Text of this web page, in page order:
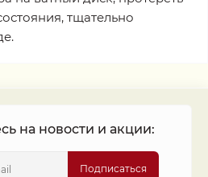
тщательно
на новости и акции:
Подписаться